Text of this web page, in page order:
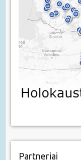
Partneriai